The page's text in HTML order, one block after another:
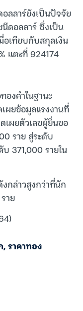
ลลาร์ยังเป็นปัจจัย
ดอลลาร์ ซึ่งเป็น
อเทียบกับสกุลเงิน
แตะที่ 924174
องคำในฐานะ
ผยข้อมูลแรงงานที่
เผยตัวเลขผู้ยื่นขอ
ราย สู่ระดับ
371,000 รายใน
กล่าวสูงกว่าที่นัก
าย
,ราคาทอง